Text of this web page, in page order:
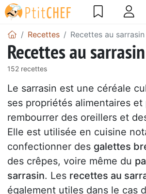
Recettes Recettes au sarrasin
Recettes au sarrasin
152 recettes
Le sarrasin est une céréale
ses propriétés alimentaires et
rembourrer des oreillers et
Elle est utilisée en cuisine
confectionner des galettes
des crêpes, voire même du
sarrasin. Les recettes au
également utiles dans le cas